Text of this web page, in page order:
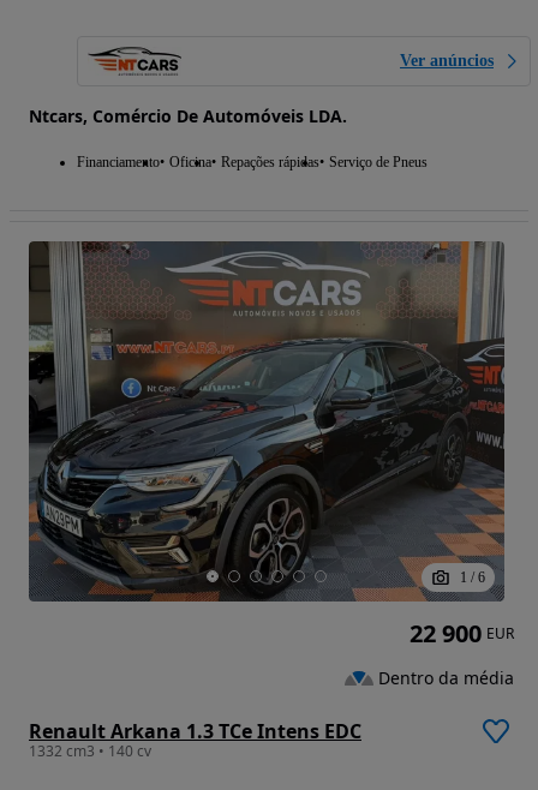
Ver anúncios
Ntcars, Comércio De Automóveis LDA.
Financiamento Oficina Repações rápidas Serviço de Pneus
1 / 6
Renault Arkana 1.3 TCe Intens EDC
1332 cm3 • 140 cv
22 900 EUR
Dentro da média